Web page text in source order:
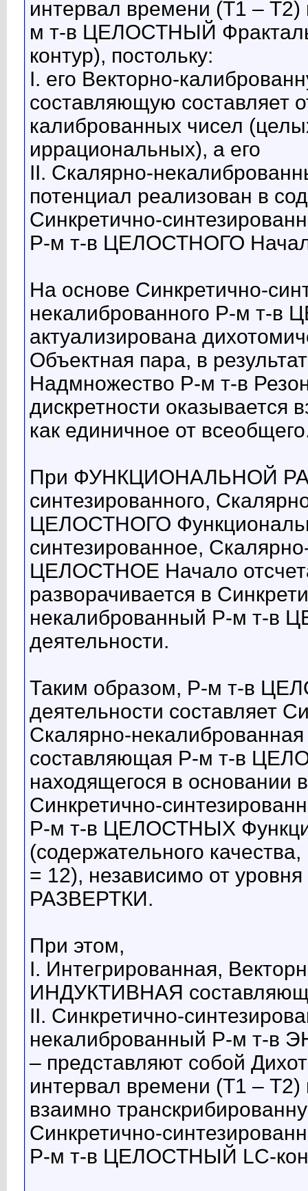
интервал времени (Т1 – Т2)
м т-в ЦЕЛОСТНЫЙ
контур), постольку:
I. его Векторно-
составляющую составляет
калиброванных чисел
иррациональных), а его
II. Скалярно-
потенциал реализован в
Синкретично-
Р-м т-в ЦЕЛОСТНОГО
На основе Синкретично-
некалиброванного Р-м т-
актуализирована
Объектная пара, в
Надмножество Р-м т-в
дискретности
как единичное от
При ФУНКЦИОНАЛЬНОЙ
синтезированного,
ЦЕЛОСТНОГО
синтезированное,
ЦЕЛОСТНОЕ Начало
разворачивается в
некалиброванный Р-м т-в
деятельности.
Таким образом, Р-м т-в
деятельности составляет
Скалярно-
составляющая Р-м т-в
находящегося в основании
Синкретично-
Р-м т-в ЦЕЛОСТНЫХ
(содержательного
= 12), независимо от
РАЗВЕРТКИ.
При этом,
I. Интегрированная,
ИНДУКТИВНАЯ
II. Синкретично-
некалиброванный Р-м т-в
– представляют собой
интервал времени (Т1 –
взаимно
Синкретично-
Р-м т-в ЦЕЛОСТНЫЙ LC-